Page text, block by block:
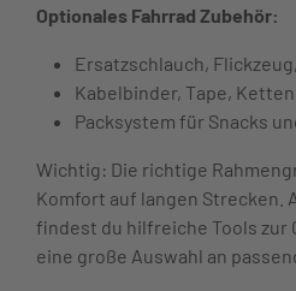
Optionales Fahrrad Zubehör:
Ersatzschlauch,
Kabelbinder, Tape,
Packsystem für Snacks
Wichtig: Die richtige
Komfort auf langen Strecken.
findest du hilfreiche Tools zur
eine große Auswahl an